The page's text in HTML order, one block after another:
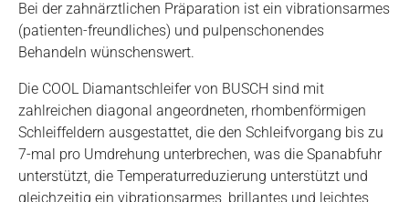
Bei der zahnärztlichen Präparation ist ein vibrationsarmes
(patienten-freundliches) und pulpenschonendes
Behandeln wünschenswert.
Die COOL Diamantschleifer von BUSCH sind mit
zahlreichen diagonal angeordneten, rhombenförmigen
Schleiffeldern ausgestattet, die den Schleifvorgang bis zu
7-mal pro Umdrehung unterbrechen, was die Spanabfuhr
unterstützt, die Temperaturreduzierung unterstützt und
gleichzeitig ein vibrationsarmes, brillantes und leichtes